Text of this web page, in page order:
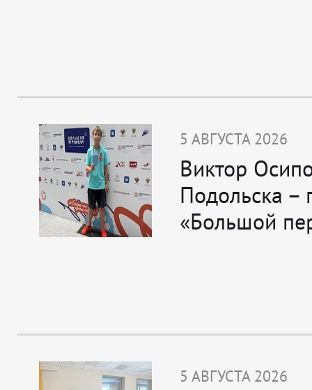
5 АВГУСТА 2026
Виктор
Подольска –
«Большой
5 АВГУСТА 2026